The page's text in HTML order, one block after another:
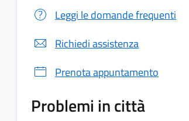
Leggi le domande frequenti
Richiedi assistenza
Prenota appuntamento
Problemi in città